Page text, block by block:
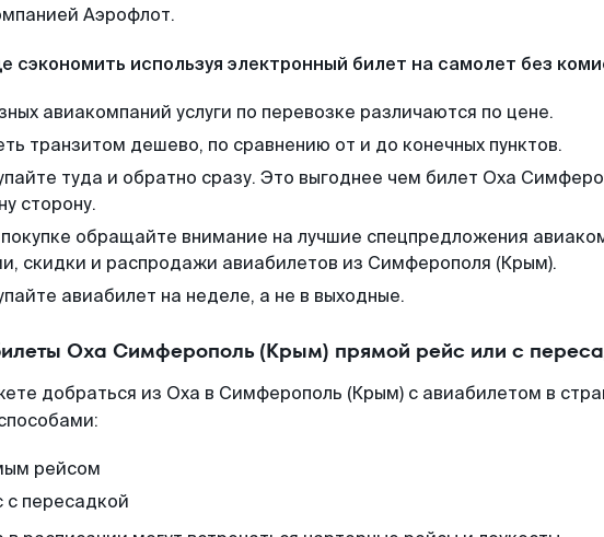
Аэрофлот.
сэкономить используя электронный билет на самолет без
авиакомпаний услуги по перевозке различаются по цене.
транзитом дешево, по сравнению от и до конечных пунктов.
туда и обратно сразу. Это выгоднее чем билет Оха
сторону.
обращайте внимание на лучшие спецпредложения
скидки и распродажи авиабилетов из Симферополя (Крым).
авиабилет на неделе, а не в выходные.
Оха Симферополь (Крым) прямой рейс или с
добраться из Оха в Симферополь (Крым) с авиабилетом в
рейсом
с пересадкой